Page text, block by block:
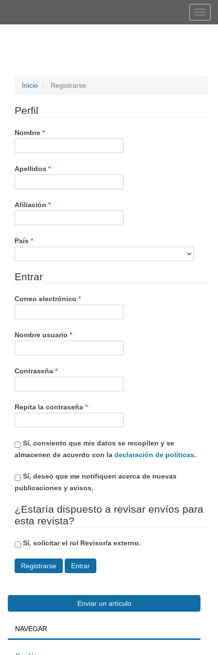
Inicio Registrarse
Perfil
Nombre *Obligatorio
Apellidos *Obligatorio
Afiliación *Obligatorio
País *Obligatorio
Entrar
Correo electrónico *Obligatorio
Nombre usuario *Obligatorio
Contraseña *Obligatorio
Repita la contraseña *Obligatorio
almacenen de acuerdo con la declaración de políticas.
publicaciones y avisos.
¿Estaría dispuesto a revisar envíos para
esta revista?
Sí, solicitar el rol Revisor/a externo.
Registrarse Entrar
Enviar
un
Enviar un artículo
BUSQUEDA
NAVEGAR